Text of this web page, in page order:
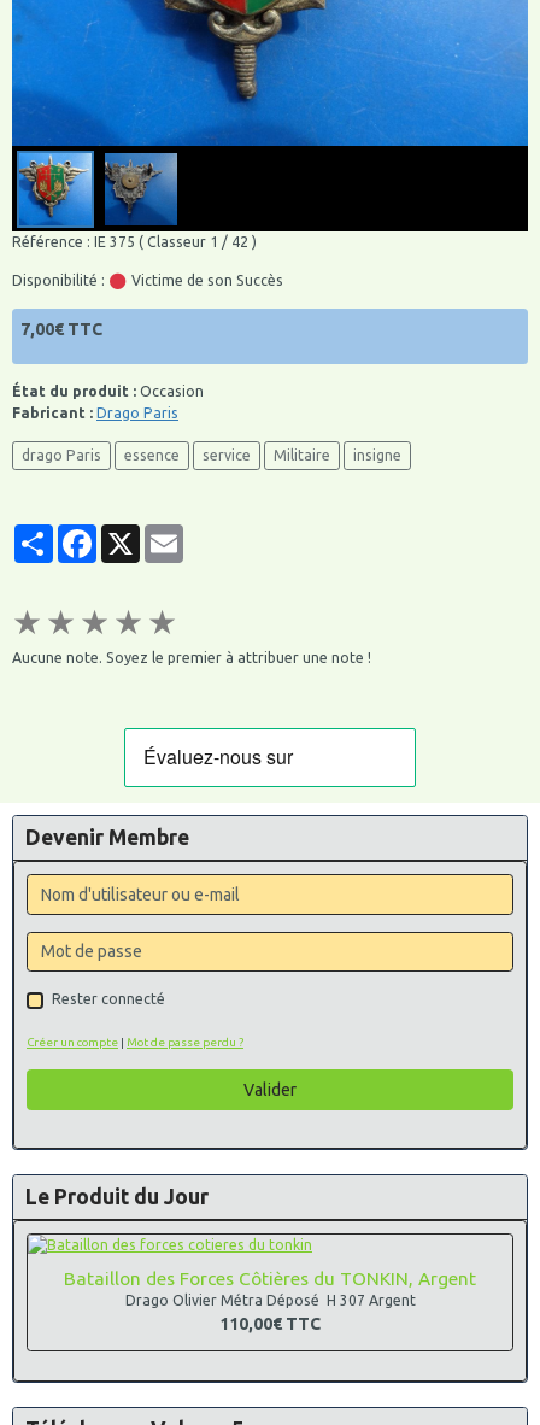
Référence : IE 375 ( Classeur 1 / 42 )
Disponibilité : Victime de son Succès
7,00€ TTC
État du produit : Occasion
Fabricant : Drago Paris
drago Paris essence service Militaire insigne
PartagerFacebook
★ ★ ★ ★ ★
Aucune note. Soyez le premier à attribuer une note !
Devenir Membre
Rester connecté
Créer un compte | Mot de passe perdu ?
Valider
Le Produit du Jour
Bataillon des Forces Côtières du TONKIN, Argent
Drago Olivier Métra Déposé H 307 Argent
110,00€ TTC